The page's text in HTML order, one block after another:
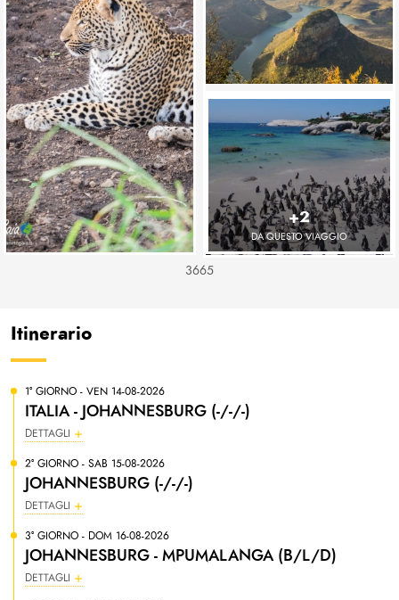
+2
DA QUESTO VIAGGIO
3665
Itinerario
1° GIORNO - VEN 14-08-2026
ITALIA - JOHANNESBURG (-/-/-)
DETTAGLI
2° GIORNO - SAB 15-08-2026
JOHANNESBURG (-/-/-)
DETTAGLI
3° GIORNO - DOM 16-08-2026
JOHANNESBURG - MPUMALANGA (B/L/D)
DETTAGLI